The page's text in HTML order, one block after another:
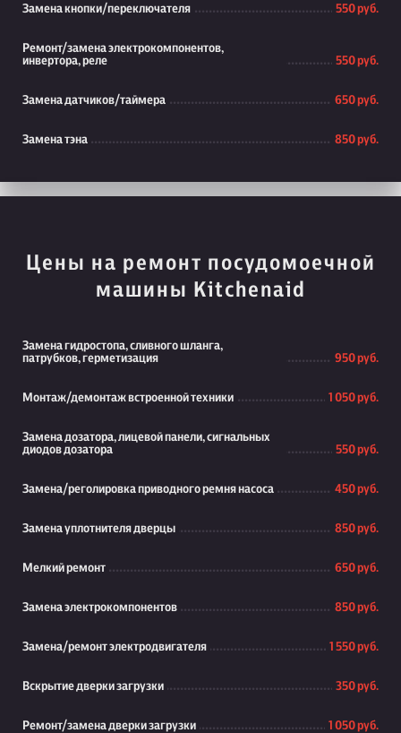
Замена кнопки/переключателя 550 руб.
Ремонт/замена электрокомпонентов,
инвертора, реле
550 руб.
Замена датчиков/таймера 650 руб.
Замена тэна 850 руб.
Цены на ремонт посудомоечной
машины Kitchenaid
Замена гидростопа, сливного шланга,
патрубков, герметизация
950 руб.
Монтаж/демонтаж встроенной техники 1 050 руб.
Замена дозатора, лицевой панели, сигнальных
диодов дозатора
550 руб.
Замена/реголировка приводного ремня насоса 450 руб.
Замена уплотнителя дверцы 850 руб.
Мелкий ремонт 650 руб.
Замена электрокомпонентов 850 руб.
Замена/ремонт электродвигателя 1 550 руб.
Вскрытие дверки загрузки 350 руб.
Ремонт/замена дверки загрузки 1 050 руб.